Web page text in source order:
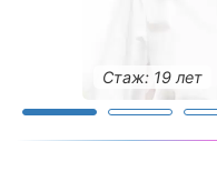
Стаж: 19 лет